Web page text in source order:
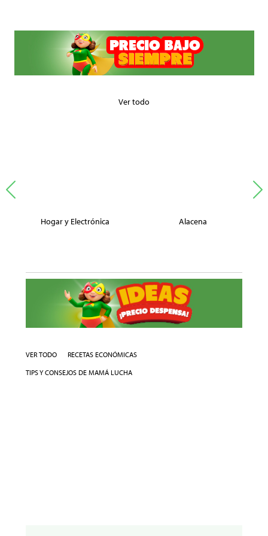
Ver todo
Hogar y Electrónica Alacena
VER TODO
RECETAS ECONÓMICAS
TIPS Y CONSEJOS DE MAMÁ LUCHA